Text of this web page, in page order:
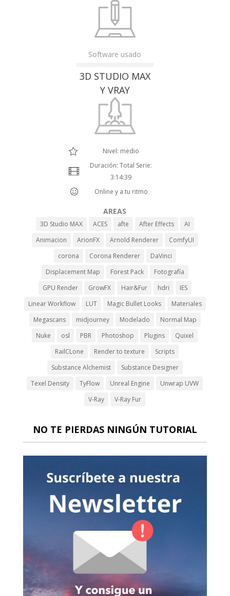
Software usado
3D STUDIO MAX
Y VRAY
Nivel: medio
Duración: Total Serie:
3:14:39
Online y a tu ritmo
AREAS
3D Studio MAX ACES afte After Effects
AI
Animacion
ArionFX Arnold Renderer
ComfyUI
corona
Corona Renderer
DaVinci
Displacement Map
Forest Pack
Fotografía
GPU Render
GrowFX Hair&Fur hdri
IES
Linear Workflow
LUT Magic Bullet Looks
Materiales
Megascans
midjourney Modelado
Normal Map
Nuke
osl PBR Photoshop Plugins
Quixel
RailCLone
Render to texture
Scripts
Substance Alchemist
Substance Designer
Texel Density
TyFlow Unreal Engine
Unwrap UVW
V-Ray
V-Ray Fur
NO TE PIERDAS NINGÚN TUTORIAL